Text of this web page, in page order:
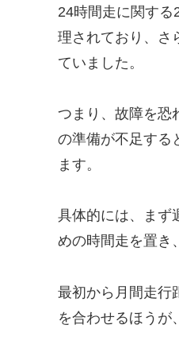
24時間走に関す
理されており、さ
ていました。
つまり、故障を恐
の準備が不足する
ます。
具体的には、まず
めの時間走を置き
最初から月間走行
を合わせるほうが